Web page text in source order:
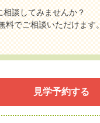
相談してみませんか？
料でご相談いただけます
見学予約する